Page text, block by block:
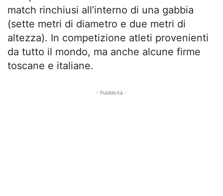
match rinchiusi all’interno di una gabbia
(sette metri di diametro e due metri di
altezza). In competizione atleti provenienti
da tutto il mondo, ma anche alcune firme
toscane e italiane.
- Pubblicità -